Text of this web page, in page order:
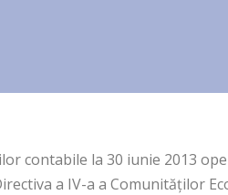
contabile la 30 iunie 2013
a IV-a a Comunităţilor